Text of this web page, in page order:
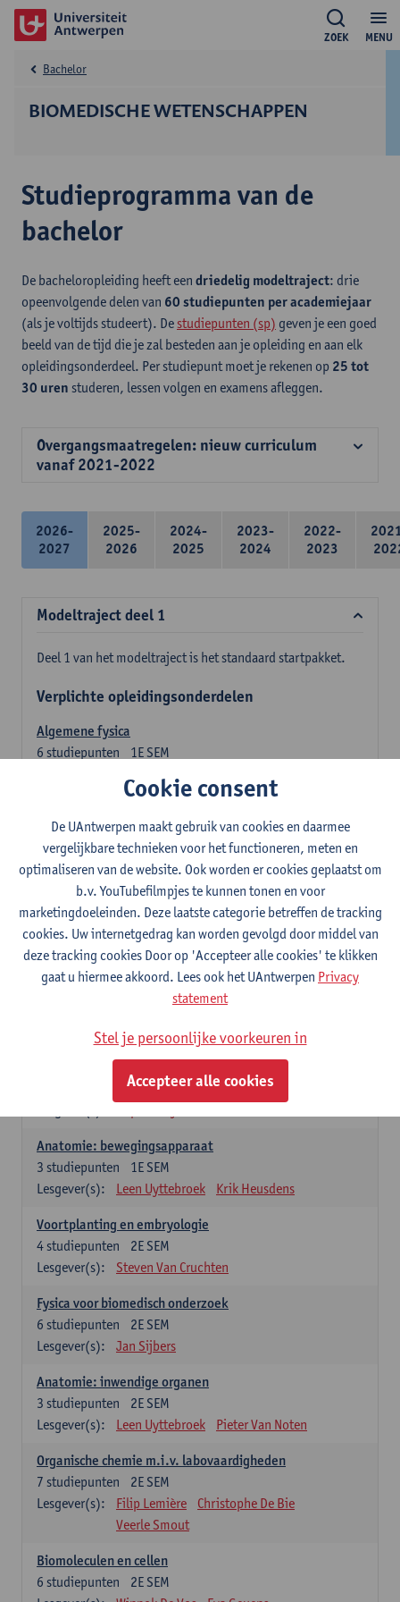
MENU
ZOEK
BIOMEDISCHE WETENSCHAPPEN
Bachelor
Studieprogramma van de
bachelor
De bacheloropleiding heeft een driedelig modeltraject: drie
opeenvolgende delen van 60 studiepunten per academiejaar
(als je voltijds studeert). De studiepunten (sp) geven je een goed
beeld van de tijd die je zal besteden aan je opleiding en aan elk
opleidingsonderdeel. Per studiepunt moet je rekenen op 25 tot
30 uren studeren, lessen volgen en examens afleggen.
Overgangsmaatregelen: nieuw curriculum
vanaf 2021-2022
2026-
2027
2025-
2026
2024-
2025
2023-
2024
2022-
2023
Modeltraject deel 1
Deel 1 van het modeltraject is het standaard startpakket.
Verplichte opleidingsonderdelen
Algemene fysica
1E SEM
6 studiepunten
1E SEM
studiepunten
Lesgever(s):
Jan Sijbers
Algemene chemie m.i.v. labovaardigheden
1E SEM
7studiepunten
Lesgever(s):
Frank Blockhuys Christophe De Bie
Studium generale in de biomedische wetenschappen deel
1: onderzoek in de levenswetenschappen
Lesgever(s):
Anja Verhulst Sebastiaan De Schepper
1E SEM
Anatomie: bewegingsapparaat
1E SEM
3 studiepunten
Lesgever(s):
Leen Uyttebroek Krik Heusdens
Voortplanting en embryologie
2E SEM
4studiepunten
Lesgever(s):
Steven Van Cruchten
Fysica voor biomedisch onderzoek
2E SEM
6 studiepunten
Lesgever(s):
Jan Sijbers
Anatomie: inwendige organen
2E SEM
3 studiepunten
Lesgever(s):
Leen Uyttebroek Pieter Van Noten
Organische chemie m.i.v. labovaardigheden
2E SEM
7 studiepunten
Lesgever(s):
Filip Lemière
Christophe De Bie
Veerle Smout
Biomoleculen en cellen
2E SEM
6 studiepunten
Cookie consent
De UAntwerpen maakt gebruik van cookies en daarmee
vergelijkbare technieken voor het functioneren, meten en
optimaliseren van de website. Ook worden er cookies geplaatst om
b.v. YouTubefilmpjes te kunnen tonen en voor
marketingdoeleinden. Deze laatste categorie betreffen de tracking
cookies. Uw internetgedrag kan worden gevolgd door middel van
deze tracking cookies Door op 'Accepteer alle cookies' te klikken
gaat u hiermee akkoord. Lees ook het UAntwerpen Privacy
statement
Stel je persoonlijke voorkeuren in
Accepteer alle cookies